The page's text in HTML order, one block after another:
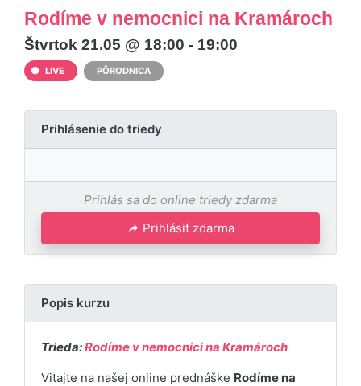
Rodíme v nemocnici na Kramároch
Štvrtok 21.05 @ 18:00 - 19:00
LIVE PÔRODNICA
Prihlásenie do triedy
Prihlás sa do online triedy zdarma
Prihlásiť zdarma
Popis kurzu
Trieda:Rodíme v nemocnici na Kramároch
Vitajte na našej online prednáške Rodíme na